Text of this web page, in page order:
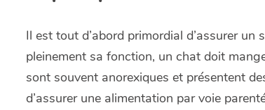
Il est tout d’abord primordial d’assurer
pleinement sa fonction, un chat doit
sont souvent anorexiques et présentent
d’assurer une alimentation par voie